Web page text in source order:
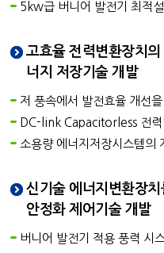
5kw급 버니어 발전기 최적
고효율 전력변환장치의
너지 저장기술 개발
저 풍속에서 발전효율 개선
DC-link Capacitorless 전력
소용량 에너지저장시스템의
신기술 에너지변환장
안정화 제어기술 개발
버니어 발전기 적용 풍력 시